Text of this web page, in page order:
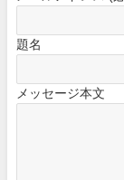
題名
メッセージ本文